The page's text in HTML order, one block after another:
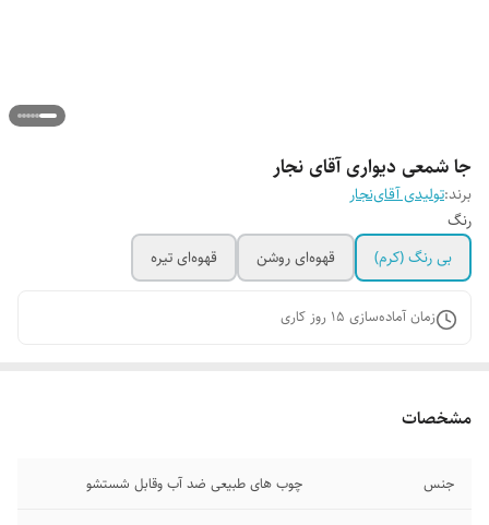
جا شمعی دیواری آقای نجار
برند:تولیدی آقای‌نجار
رنگ
بی رنگ‌ (کرم)
قهوه‌ای روشن قهوه‌ای تیره
زمان آماده‌سازی 15 روز کاری
مشخصات
جنس چوب های طبیعی ضد آب وقابل شستشو